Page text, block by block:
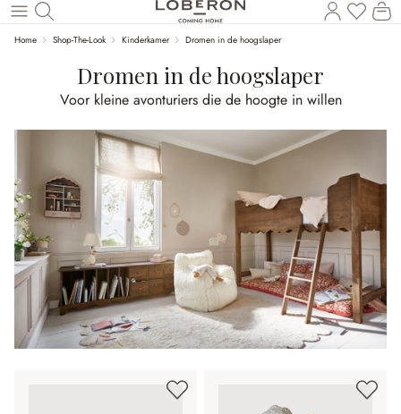
Naar de hoofdinhoud
U
Home Shop-The-Look Kinderkamer Dromen in de hoogslaper
Dromen in de hoogslaper
Voor kleine avonturiers die de hoogte in willen